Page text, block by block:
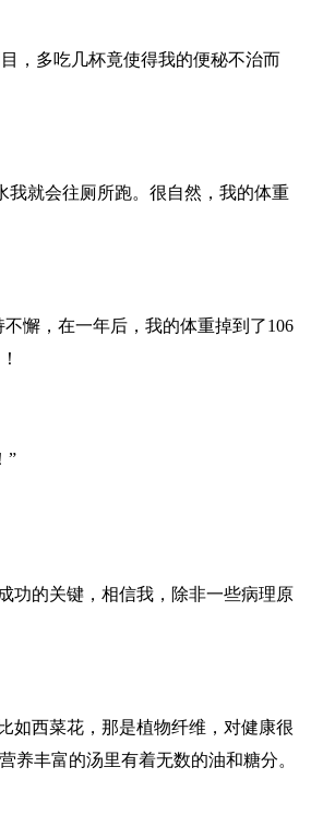
，多吃几杯竟使得我的便秘不治而
我就会往厕所跑。很自然，我的体重
懈，在一年后，我的体重掉到了106
”
功的关键，相信我，除非一些病理原
如西菜花，那是植物纤维，对健康很
养丰富的汤里有着无数的油和糖分。